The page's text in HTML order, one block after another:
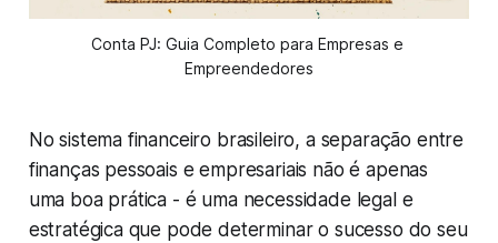
Conta PJ: Guia Completo para Empresas e
Empreendedores
No sistema financeiro brasileiro, a separação entre
finanças pessoais e empresariais não é apenas
uma boa prática - é uma necessidade legal e
estratégica que pode determinar o sucesso do seu